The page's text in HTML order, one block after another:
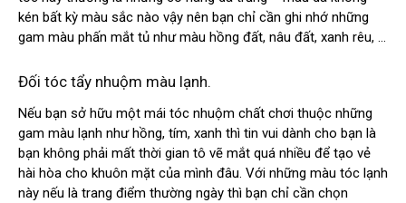
kén bất kỳ màu sắc nào vậy nên bạn chỉ cần ghi nhớ những
gam màu phấn mắt tủ như màu hồng đất, nâu đất, xanh rêu, …
Đối tóc tẩy nhuộm màu lạnh.
Nếu bạn sở hữu một mái tóc nhuộm chất chơi thuộc những
gam màu lạnh như hồng, tím, xanh thì tin vui dành cho bạn là
bạn không phải mất thời gian tô vẽ mắt quá nhiều để tạo vẻ
hài hòa cho khuôn mặt của mình đâu. Với những màu tóc lạnh
này nếu là trang điểm thường ngày thì bạn chỉ cần chọn